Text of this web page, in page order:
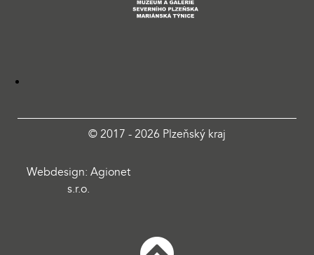
© 2017 - 2026 Plzeňský kraj
Webdesign: Agionet
s.r.o.